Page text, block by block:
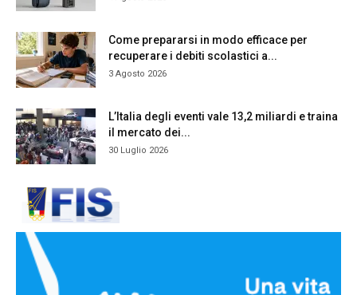
Come prepararsi in modo efficace per
recuperare i debiti scolastici a...
3 Agosto 2026
L’Italia degli eventi vale 13,2 miliardi e traina
il mercato dei...
30 Luglio 2026